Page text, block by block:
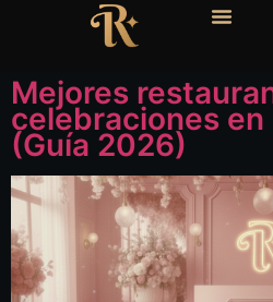
Mejores
celebraciones en
(Guía 2026)